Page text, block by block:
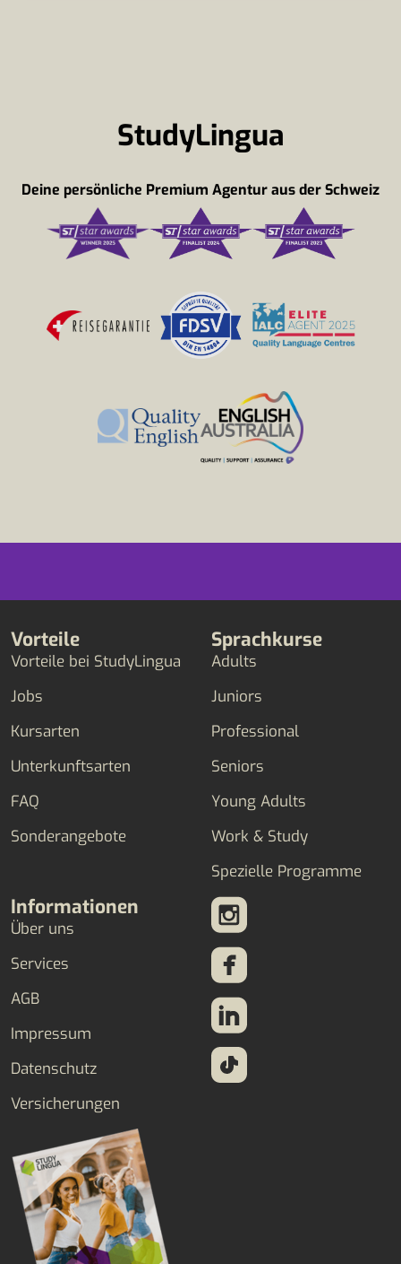
StudyLingua
Deine persönliche Premium Agentur aus der Schweiz
Vorteile
Vorteile bei StudyLingua
Jobs
Kursarten
Unterkunftsarten
FAQ
Sonderangebote
Sprachkurse
Adults
Juniors
Professional
Seniors
Young Adults
Work & Study
Spezielle Programme
Informationen
Über uns
Services
AGB
Impressum
Datenschutz
Versicherungen